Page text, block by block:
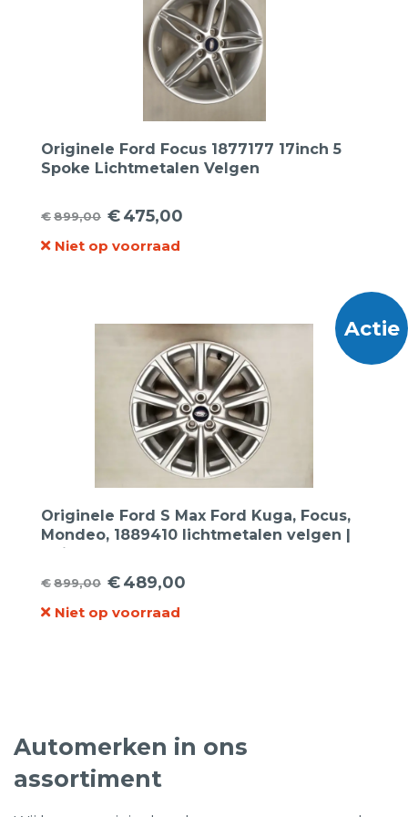
Originele Ford Focus 1877177 17inch 5
Spoke Lichtmetalen Velgen
€899,00
Oorspronkelijke
prijs
€475,00
Huidige
prijs
Niet op voorraad
Actie
Originele Ford S Max Ford Kuga, Focus,
Mondeo, 1889410 lichtmetalen velgen |
17 inch
€899,00
Oorspronkelijke
prijs
€489,00
Huidige
prijs
Niet op voorraad
Automerken in ons
assortiment